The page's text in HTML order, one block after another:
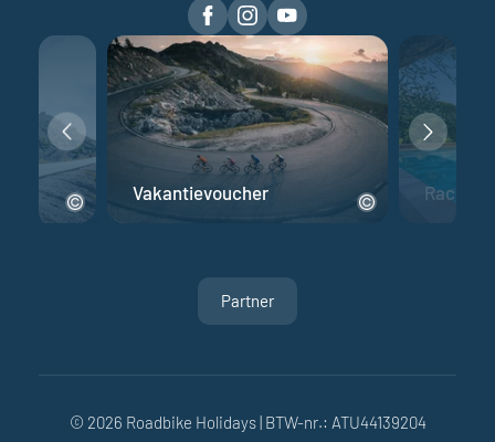
Vakantievoucher
Partner
© 2026 Roadbike Holidays| BTW-nr.: ATU44139204